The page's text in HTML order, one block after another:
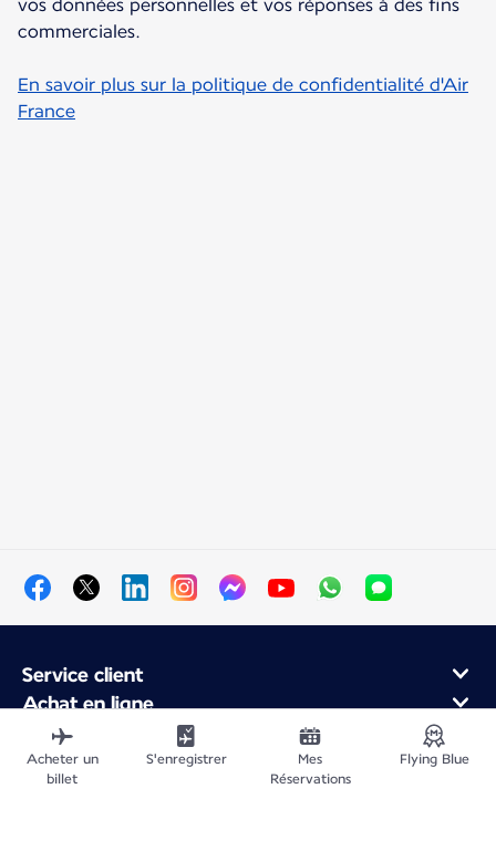
vos données personnelles et vos réponses à des fins
commerciales.
En savoir plus sur la politique de confidentialité d'Air
France
Service client
Achat en ligne
Programme de fidélité et partenaires
À propos d'Air France
Application Mobile Air France
Acheter un
billet
S'enregistrer
Mes
Réservations
Flying Blue